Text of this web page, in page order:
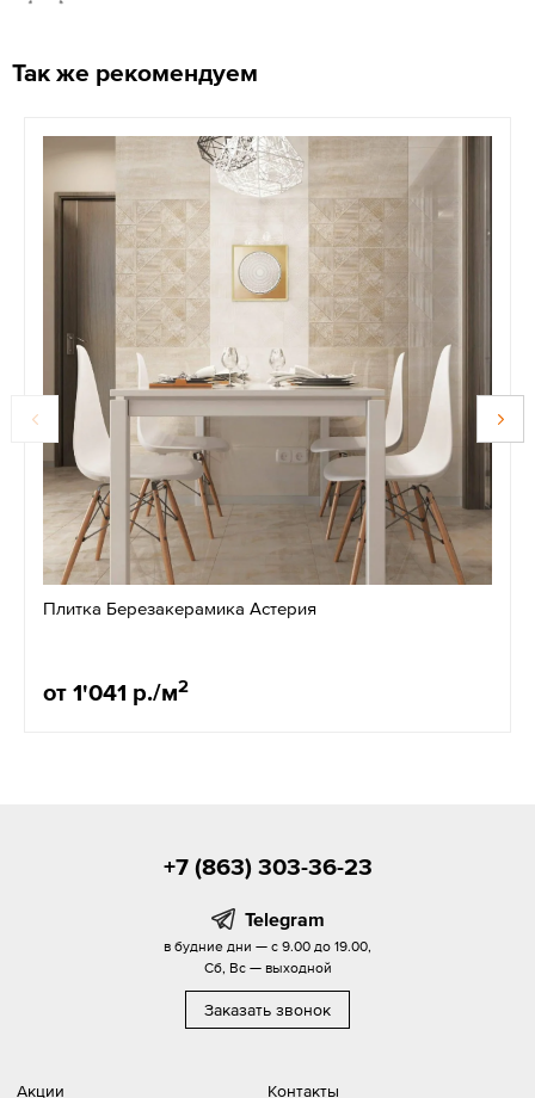
Так же рекомендуем
Плитка Березакерамика Астерия
от 1'041 р./м2
Акции Контакты
+7 (863) 303-36-23
Telegram
в будние дни — с 9.00 до 19.00,
Сб, Вс — выходной
Заказать звонок